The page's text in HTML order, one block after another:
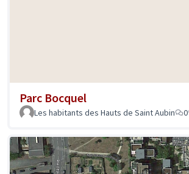
Parc Bocquel
Les habitants des Hauts de Saint Aubin 0